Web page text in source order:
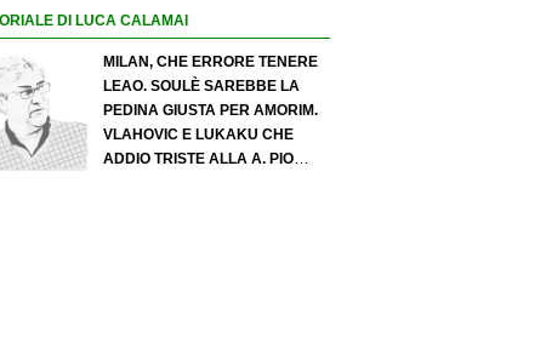
DI LUCA CALAMAI
MILAN, CHE ERRORE TENERE
LEAO. SOULÈ SAREBBE LA
PEDINA GIUSTA PER AMORIM.
VLAHOVIC E LUKAKU CHE
ADDIO TRISTE ALLA A. PIO